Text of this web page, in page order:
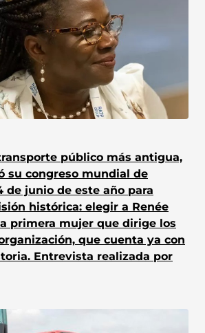
público más antigua,
su congreso mundial de
de junio de este año para
histórica: elegir a Renée
primera mujer que dirige los
que cuenta ya con
Entrevista realizada por